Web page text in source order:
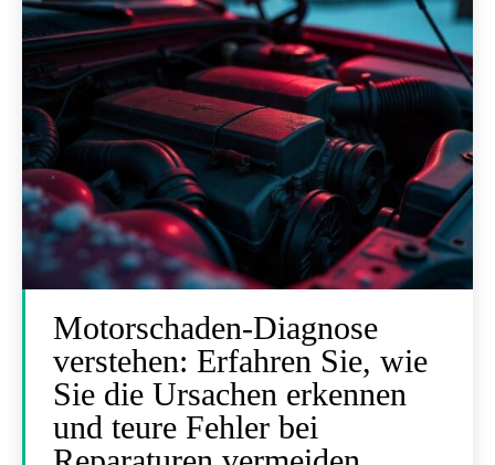
Motorschaden-Diagnose
verstehen: Erfahren Sie, wie
Sie die Ursachen erkennen
und teure Fehler bei